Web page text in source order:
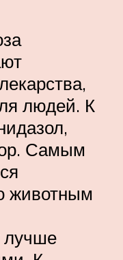
людей. К
Самым
животным
лучше